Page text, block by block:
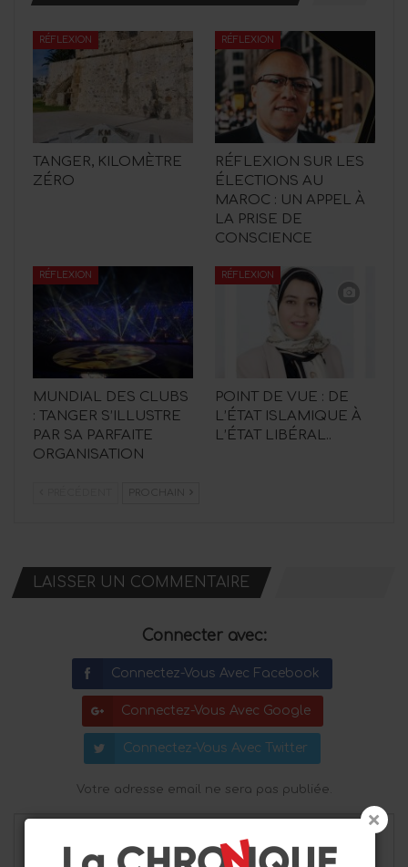
RÉFLEXION
TANGER, KILOMÈTRE
ZÉRO
RÉFLEXION
RÉFLEXION SUR LES
ÉLECTIONS AU
MAROC : UN APPEL À
LA PRISE DE
CONSCIENCE
RÉFLEXION
MUNDIAL DES CLUBS
: TANGER S’ILLUSTRE
PAR SA PARFAITE
ORGANISATION
RÉFLEXION
POINT DE VUE : DE
L’ÉTAT ISLAMIQUE À
L’ÉTAT LIBÉRAL..
PROCHAIN
LAISSER UN COMMENTAIRE
Connecter avec:
Connectez-Vous Avec Facebook
Connectez-Vous Avec Google
Connectez-Vous Avec Twitter
Votre adresse email ne sera pas publiée.